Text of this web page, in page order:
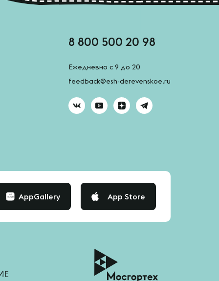
8 800 500 20 98
Ежедневно с 9 до 20
feedback@esh-derevenskoe.ru
AppGallery App Store